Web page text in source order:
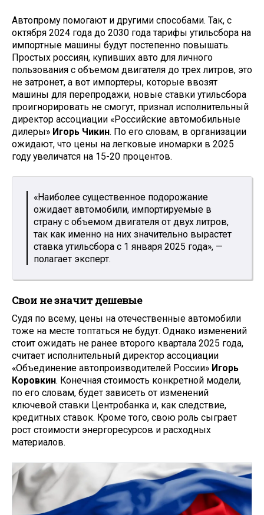
Автопрому помогают и другими способами. Так, с
октября 2024 года до 2030 года тарифы утильсбора на
импортные машины будут постепенно повышать.
Простых россиян, купивших авто для личного
пользования с объемом двигателя до трех литров, это
не затронет, а вот импортеры, которые ввозят
машины для перепродажи, новые ставки утильсбора
проигнорировать не смогут, признал исполнительный
директор ассоциации «Российские автомобильные
дилеры» Игорь Чикин. По его словам, в организации
ожидают, что цены на легковые иномарки в 2025
году увеличатся на 15-20 процентов.
«Наиболее существенное подорожание
ожидает автомобили, импортируемые в
страну с объемом двигателя от двух литров,
так как именно на них значительно вырастет
ставка утильсбора с 1 января 2025 года», —
полагает эксперт.
Свои не значит дешевые
Судя по всему, цены на отечественные автомобили
тоже на месте топтаться не будут. Однако изменений
стоит ожидать не ранее второго квартала 2025 года,
считает исполнительный директор ассоциации
«Объединение автопроизводителей России» Игорь
Коровкин. Конечная стоимость конкретной модели,
по его словам, будет зависеть от изменений
ключевой ставки Центробанка и, как следствие,
кредитных ставок. Кроме того, свою роль сыграет
рост стоимости энергоресурсов и расходных
материалов.